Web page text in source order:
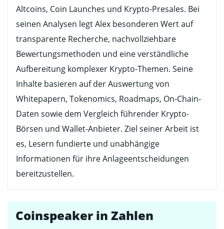
Altcoins, Coin Launches und Krypto-Presales. Bei
seinen Analysen legt Alex besonderen Wert auf
transparente Recherche, nachvollziehbare
Bewertungsmethoden und eine verständliche
Aufbereitung komplexer Krypto-Themen. Seine
Inhalte basieren auf der Auswertung von
Whitepapern, Tokenomics, Roadmaps, On-Chain-
Daten sowie dem Vergleich führender Krypto-
Börsen und Wallet-Anbieter. Ziel seiner Arbeit ist
es, Lesern fundierte und unabhängige
Informationen für ihre Anlageentscheidungen
bereitzustellen.
Coinspeaker in Zahlen